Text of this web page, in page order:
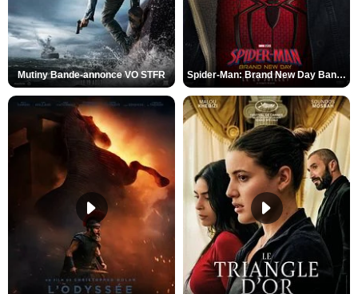
Mutiny Bande-annonce VO STFR Spider-Man: Brand New Day Bande-annonce VO STFR